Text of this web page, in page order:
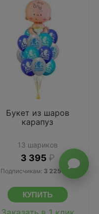
Букет из шаров
карапуз
13 шариков
3 395 ₽
Подписчикам: 3 225руб.